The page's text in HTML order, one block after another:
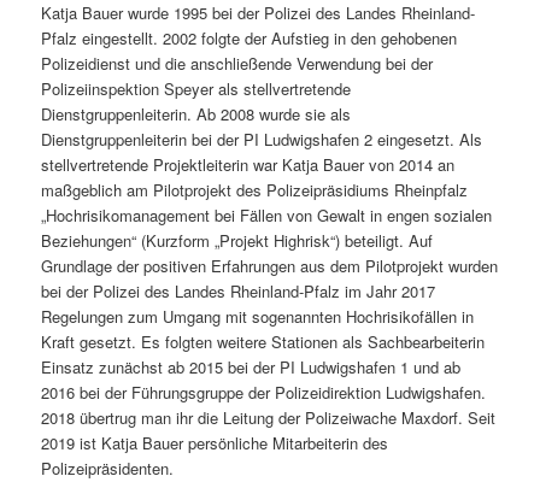
Katja Bauer wurde 1995 bei der Polizei des Landes Rheinland-
Pfalz eingestellt. 2002 folgte der Aufstieg in den gehobenen
Polizeidienst und die anschließende Verwendung bei der
Polizeiinspektion Speyer als stellvertretende
Dienstgruppenleiterin. Ab 2008 wurde sie als
Dienstgruppenleiterin bei der PI Ludwigshafen 2 eingesetzt. Als
stellvertretende Projektleiterin war Katja Bauer von 2014 an
maßgeblich am Pilotprojekt des Polizeipräsidiums Rheinpfalz
„Hochrisikomanagement bei Fällen von Gewalt in engen sozialen
Beziehungen“ (Kurzform „Projekt Highrisk“) beteiligt. Auf
Grundlage der positiven Erfahrungen aus dem Pilotprojekt wurden
bei der Polizei des Landes Rheinland-Pfalz im Jahr 2017
Regelungen zum Umgang mit sogenannten Hochrisikofällen in
Kraft gesetzt. Es folgten weitere Stationen als Sachbearbeiterin
Einsatz zunächst ab 2015 bei der PI Ludwigshafen 1 und ab
2016 bei der Führungsgruppe der Polizeidirektion Ludwigshafen.
2018 übertrug man ihr die Leitung der Polizeiwache Maxdorf. Seit
2019 ist Katja Bauer persönliche Mitarbeiterin des
Polizeipräsidenten.